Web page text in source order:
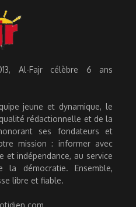
Al-Fajr célèbre 6 ans
jeune et dynamique, le
rédactionnelle et de la
ses fondateurs et
mission : informer avec
et indépendance, au service
démocratie. Ensemble,
libre et fiable.